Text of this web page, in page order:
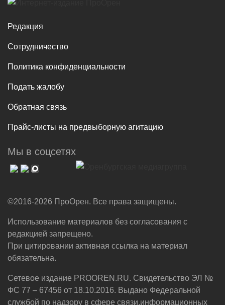
Редакция
Сотрудничество
Политика конфиденциальности
Подать жалобу
Обратная связь
Прайс-листы на предвыборную агитацию
Мы в соцсетях
©2016-2026 ПроОрен. Все права защищены.
Использование материалов без согласования с
редакцией запрещено.
При цитировании активная ссылка на материал
обязательна.
Сетевое издание PROOREN.RU. Свидетельство ЭЛ №
ФС 77 – 67456 от 18.10.2016. Выдано Федеральной
службой по надзору в сфере связи,информационных